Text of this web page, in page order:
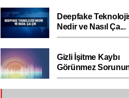
Deepfake
Nedir ve Nasıl Ça...
Gizli İşitme Kaybı
Görünmez